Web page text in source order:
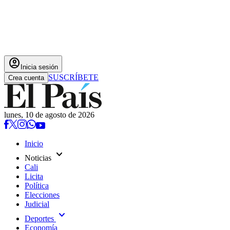
account_circle Inicia sesión
Crea cuenta SUSCRÍBETE
lunes, 10 de agosto de 2026
Inicio
Noticias expand_more
Cali
Licita
Política
Elecciones
Judicial
Deportes expand_more
Economía